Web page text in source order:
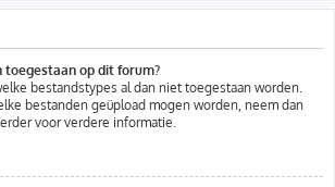
op dit forum?
bestandstypes al dan niet toegestaan worden.
bestanden geüpload mogen worden, neem dan
voor verdere informatie.